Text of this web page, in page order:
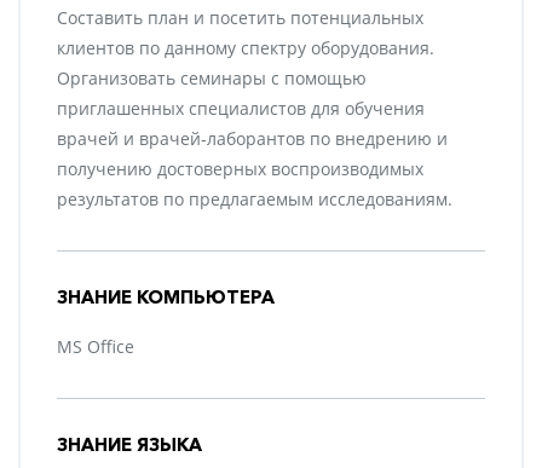
Составить план и посетить потенциальных
клиентов по данному спектру оборудования.
Организовать семинары с помощью
приглашенных специалистов для обучения
врачей и врачей-лаборантов по внедрению и
получению достоверных воспроизводимых
результатов по предлагаемым исследованиям.
ЗНАНИЕ КОМПЬЮТЕРА
MS Office
ЗНАНИЕ ЯЗЫКА